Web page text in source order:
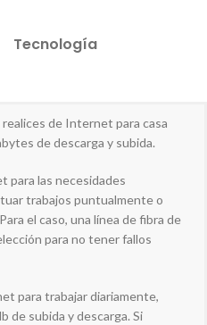
Tecnología
de Internet para casa
de descarga y subida.
para las necesidades
trabajos puntualmente o
el caso, una línea de fibra de
para no tener fallos
para trabajar diariamente,
de subida y descarga. Si